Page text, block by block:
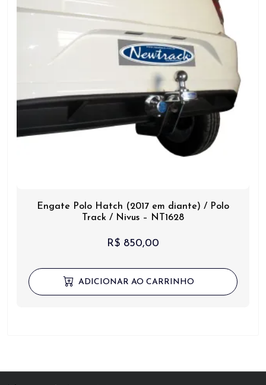
Engate Polo Hatch (2017 em diante) / Polo
Track / Nivus – NT1628
R$ 850,00
ADICIONAR AO CARRINHO